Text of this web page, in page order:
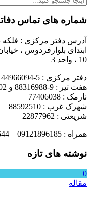
شماره های تماس
آدرس دفتر مرکزی : فلکه
ابتدای بلوارفردوس ،
10 ، واحد 3
دفتر مرکزی : 5-44966094
هفت تیر : 9-88316988 و 88810902
نارمک : 77406038
شهرک غرب : 88592510
شریعتی : 22877962
همراه : 09121896185 – 09125335644
نوشته های تازه
0
مقاله